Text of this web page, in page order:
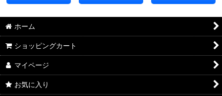
ホーム
ショッピングカート
マイページ
お気に入り